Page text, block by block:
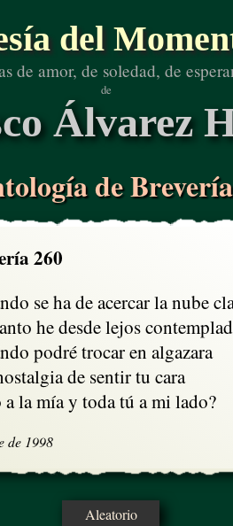
del
de amor, de soledad, de
de
Álvarez
de
260
se ha de acercar la nube
he desde lejos
podré trocar en algazara
de sentir tu cara
la mía y toda tú a mi lado?
de 1998
Aleatorio